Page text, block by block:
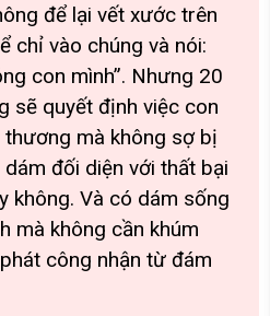
để lại vết xước trên
chỉ vào chúng và nói:
con mình”. Nhưng 20
sẽ quyết định việc con
thương mà không sợ bị
đối diện với thất bại
không. Và có dám sống
mà không cần khúm
công nhận từ đám